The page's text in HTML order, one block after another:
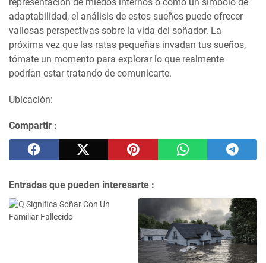
adaptabilidad, el análisis de estos sueños puede ofrecer
valiosas perspectivas sobre la vida del soñador. La
próxima vez que las ratas pequeñas invadan tus sueños,
tómate un momento para explorar lo que realmente
podrían estar tratando de comunicarte.
Ubicación:
Compartir :
Entradas que pueden interesarte :